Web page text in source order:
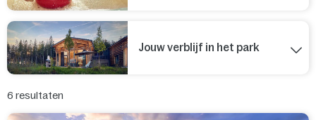
Jouw verblijf in het park
6 resultaten